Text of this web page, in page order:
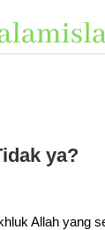
ya?
Allah yang